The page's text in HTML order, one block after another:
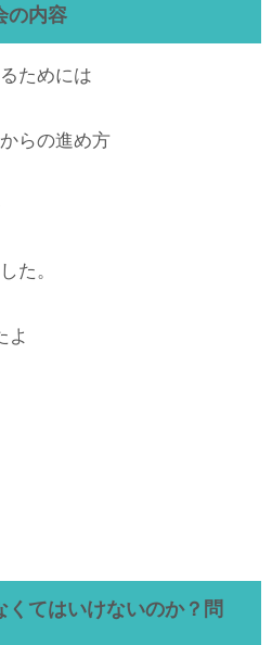
の内容
ためには
らの進め方
た。
よ
くてはいけないのか？問